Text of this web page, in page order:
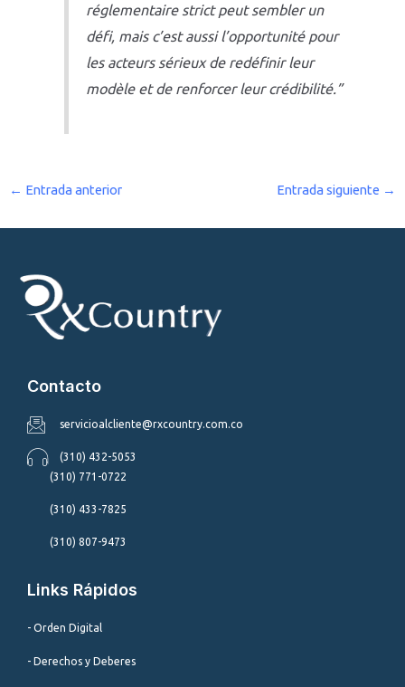
réglementaire strict peut sembler un
défi, mais c’est aussi l’opportunité pour
les acteurs sérieux de redéfinir leur
modèle et de renforcer leur crédibilité.”
← Entrada anterior Entrada siguiente →
Contacto
servicioalcliente@rxcountry.com.co
(310) 432-5053
(310) 771-0722
(310) 433-7825
(310) 807-9473
Links Rápidos
- Orden Digital
- Derechos y Deberes